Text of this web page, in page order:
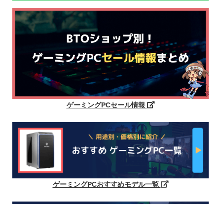
ゲーミングPCセール情報
ゲーミングPCおすすめモデル一覧